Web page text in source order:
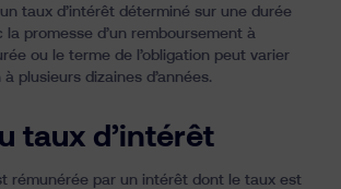
un taux d’intérêt déterminé sur une durée
la promesse d’un remboursement à
ou le terme de l’obligation peut varier
à plusieurs dizaines d’années.
taux d’intérêt
rémunérée par un intérêt dont le taux est